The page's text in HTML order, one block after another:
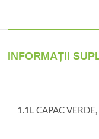
INFORMAȚII
1.1L CAPAC